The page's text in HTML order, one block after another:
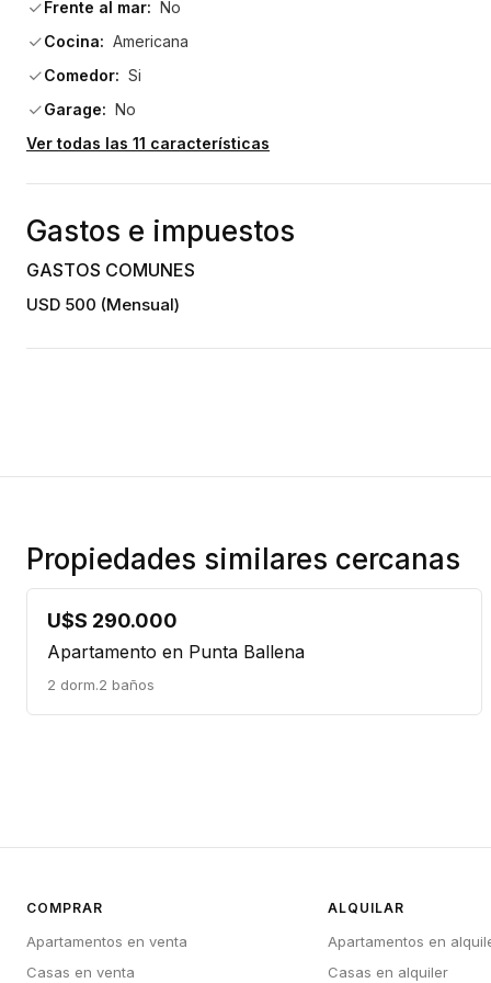
Frente al mar: No
Cocina: Americana
Comedor: Si
Garage: No
Ver todas las 11 características
Gastos e impuestos
GASTOS COMUNES
USD 500 (Mensual)
Propiedades similares cercanas
U$S 290.000
Apartamento en Punta Ballena
2 dorm.2 baños
COMPRAR
Apartamentos en venta
Casas en venta
ALQUILAR
Apartamentos en
Casas en alquiler